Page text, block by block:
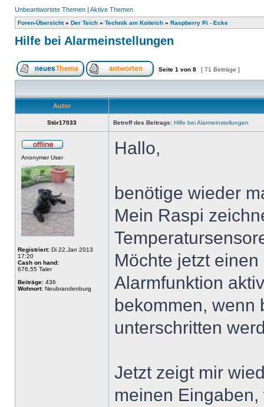
Unbeantwortete Themen | Aktive Themen
Foren-Übersicht» Der Teich » Technik am Koiteich » Raspberry Pi - Ecke
Hilfe bei Alarmeinstellungen
Seite 1 von 8 [ 71 Beiträge ]
Autor
Stör17033 Betreff des Beitrags: Hilfe bei Alarmeinstellungen
Anonymer User
Registriert: Di 22.Jan 2013
17:20
Cash on hand:
676,55 Taler
Beiträge: 436
Wohnort: Neubrandenburg
Hallo,
benötige wieder
Mein Raspi
Möchte jetzt
Alarmfunktion
bekommen, wenn
unterschritten
Jetzt zeigt mir
meinen